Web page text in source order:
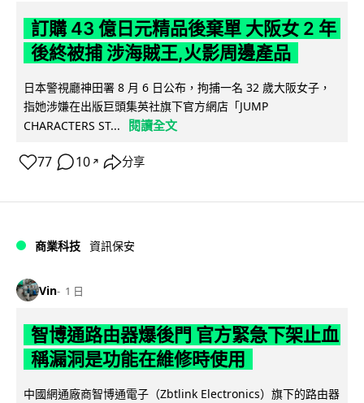
訂購 43 億日元精品後棄單 大阪女 2 年
後終被捕 涉海賊王,火影周邊產品
日本警視廳神田署 8 月 6 日公布，拘捕一名 32 歲大阪女子，
指她涉嫌在出版巨頭集英社旗下官方網店「JUMP
CHARACTERS ST...
閱讀全文
77 10 ↗ 分享
商業科技 資訊保安
Vin 1 日
智博通路由器爆後門 官方緊急下架止血
稱漏洞是功能在維修時使用
中國網通廠商智博通電子（Zbtlink Electronics）旗下的路由器